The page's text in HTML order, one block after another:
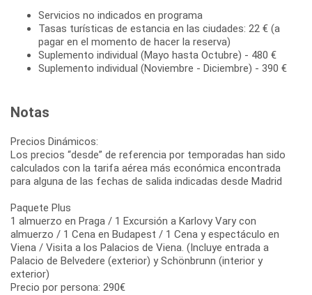
Servicios no indicados en programa
Tasas turísticas de estancia en las ciudades: 22 € (a
pagar en el momento de hacer la reserva)
Suplemento individual (Mayo hasta Octubre) - 480 €
Suplemento individual (Noviembre - Diciembre) - 390 €
Notas
Precios Dinámicos:
Los precios “desde” de referencia por temporadas han sido
calculados con la tarifa aérea más económica encontrada
para alguna de las fechas de salida indicadas desde Madrid
Paquete Plus
1 almuerzo en Praga / 1 Excursión a Karlovy Vary con
almuerzo / 1 Cena en Budapest / 1 Cena y espectáculo en
Viena / Visita a los Palacios de Viena. (Incluye entrada a
Palacio de Belvedere (exterior) y Schönbrunn (interior y
exterior)
Precio por persona: 290€